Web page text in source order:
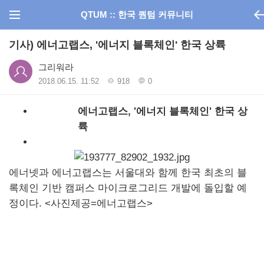
QTUM :: 한국 퀀텀 커뮤니티
기사) 에너고랩스, '에너지 블록체인' 한국 상륙
그리워라
2018.06.15. 11:52 918 0
에너고랩스, '에너지 블록체인' 한국 상
륙
에너넷과 에너고랩스는 서울대와 함께 한국 최초의 블
록체인 기반 캠퍼스 마이크로그리드 개발에 돌입할 예
정이다. <사진제공=에너고랩스>